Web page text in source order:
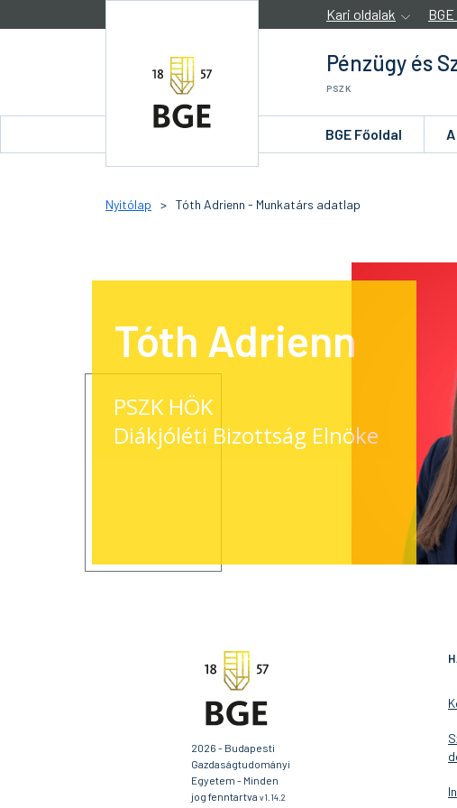
Kari oldalak
Pénzügy és
PSZK
BGE Főoldal
Nyitólap > Tóth Adrienn - Munkatárs adatlap
Tóth Adrienn
PSZK HÖK
Diákjóléti Bizottság Elnöke
2026 - Budapesti
Gazdaságtudományi
Egyetem - Minden
jog fenntartva v1.14.2